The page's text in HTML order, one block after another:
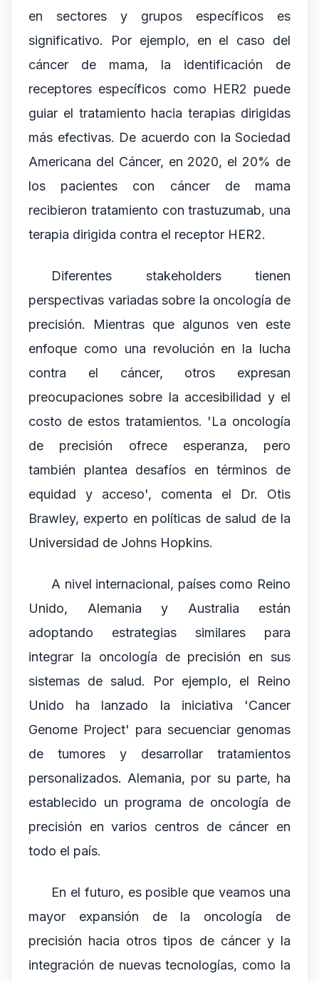
en sectores y grupos específicos es
significativo. Por ejemplo, en el caso del
cáncer de mama, la identificación de
receptores específicos como HER2 puede
guiar el tratamiento hacia terapias dirigidas
más efectivas. De acuerdo con la Sociedad
Americana del Cáncer, en 2020, el 20% de
los pacientes con cáncer de mama
recibieron tratamiento con trastuzumab, una
terapia dirigida contra el receptor HER2.
Diferentes stakeholders tienen
perspectivas variadas sobre la oncología de
precisión. Mientras que algunos ven este
enfoque como una revolución en la lucha
contra el cáncer, otros expresan
preocupaciones sobre la accesibilidad y el
costo de estos tratamientos. 'La oncología
de precisión ofrece esperanza, pero
también plantea desafíos en términos de
equidad y acceso', comenta el Dr. Otis
Brawley, experto en políticas de salud de la
Universidad de Johns Hopkins.
A nivel internacional, países como Reino
Unido, Alemania y Australia están
adoptando estrategias similares para
integrar la oncología de precisión en sus
sistemas de salud. Por ejemplo, el Reino
Unido ha lanzado la iniciativa 'Cancer
Genome Project' para secuenciar genomas
de tumores y desarrollar tratamientos
personalizados. Alemania, por su parte, ha
establecido un programa de oncología de
precisión en varios centros de cáncer en
todo el país.
En el futuro, es posible que veamos una
mayor expansión de la oncología de
precisión hacia otros tipos de cáncer y la
integración de nuevas tecnologías, como la